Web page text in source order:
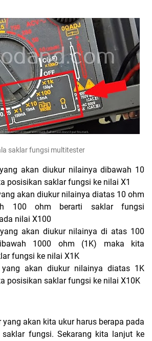
saklar fungsi multitester
akan diukur nilainya dibawah 10
posisikan saklar fungsi ke nilai X1
akan diukur nilainya diatas 10 ohm
100 ohm berarti saklar fungsi
nilai X100
akan diukur nilainya di atas 100
1000 ohm (1K) maka kita
fungsi ke nilai X1K
akan diukur nilainya diatas 1K
posisikan saklar fungsi ke nilai X10K
akan kita ukur harus berapa pada
fungsi. Sekarang kita lanjut ke